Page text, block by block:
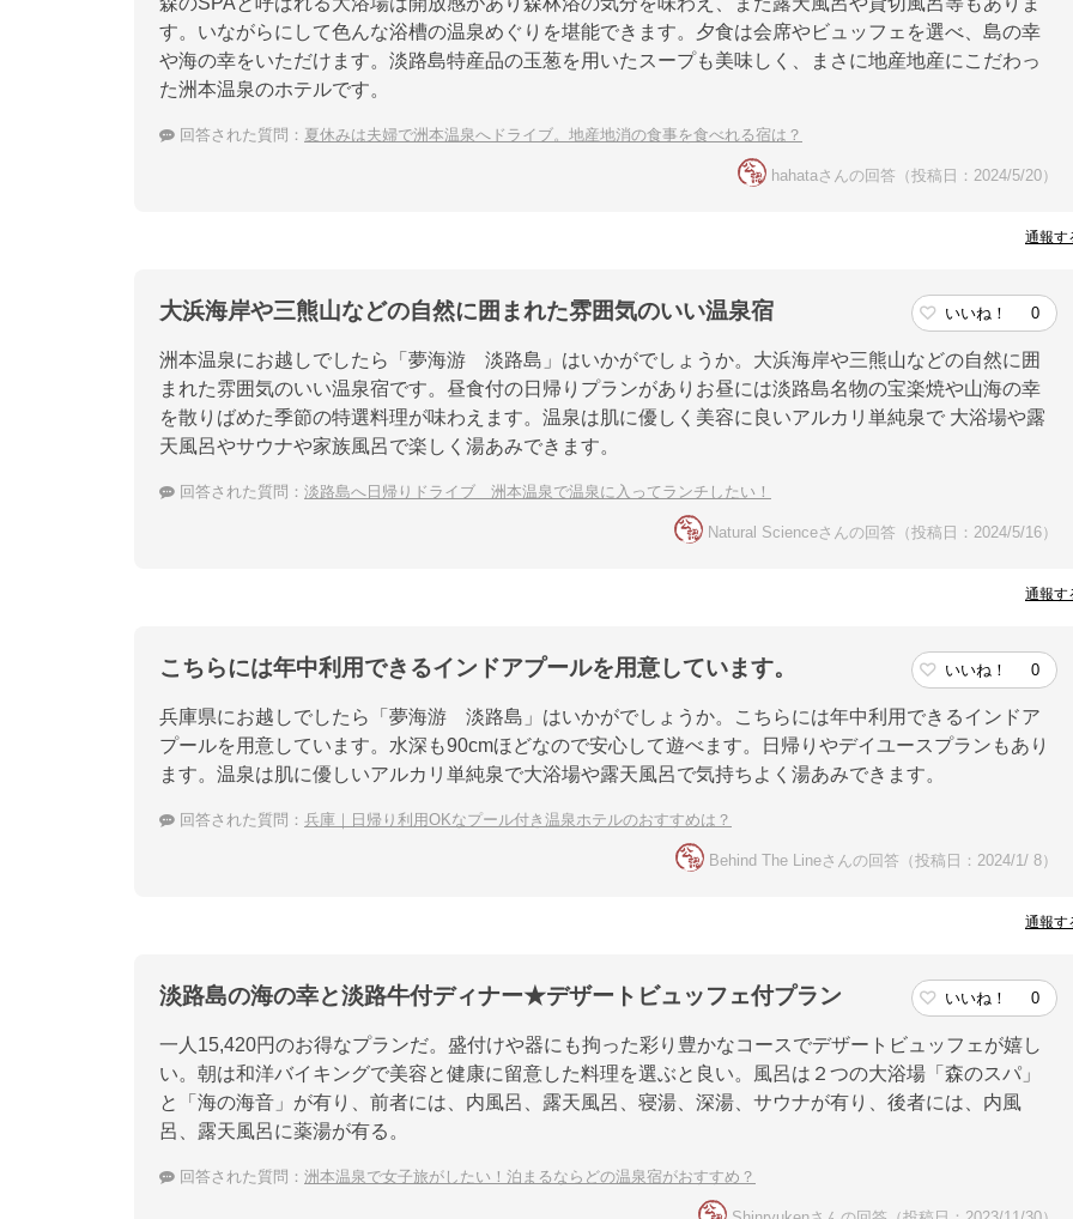
す。いながらにして色んな浴槽の温泉めぐりを堪能できます。夕食は会席やビュッフェを選べ、島の幸
や海の幸をいただけます。淡路島特産品の玉葱を用いたスープも美味しく、まさに地産地産にこだわっ
た洲本温泉のホテルです。
回答された質問： 夏休みは夫婦で洲本温泉へドライブ。地産地消の食事を食べれる宿は？
hahataさんの回答（投稿日：2024/5/20）
通報す
大浜海岸や三熊山などの自然に囲まれた雰囲気のいい温泉宿 いいね！ 0
洲本温泉にお越しでしたら「夢海游 淡路島」はいかがでしょうか。大浜海岸や三熊山などの自然に囲
まれた雰囲気のいい温泉宿です。昼食付の日帰りプランがありお昼には淡路島名物の宝楽焼や山海の幸
を散りばめた季節の特選料理が味わえます。温泉は肌に優しく美容に良いアルカリ単純泉で 大浴場や露
天風呂やサウナや家族風呂で楽しく湯あみできます。
回答された質問： 淡路島へ日帰りドライブ 洲本温泉で温泉に入ってランチしたい！
Natural Scienceさんの回答（投稿日：2024/5/16）
通報す
こちらには年中利用できるインドアプールを用意しています。 いいね！ 0
兵庫県にお越しでしたら「夢海游 淡路島」はいかがでしょうか。こちらには年中利用できるインドア
プールを用意しています。水深も90cmほどなので安心して遊べます。日帰りやデイユースプランもあり
ます。温泉は肌に優しいアルカリ単純泉で大浴場や露天風呂で気持ちよく湯あみできます。
回答された質問： 兵庫｜日帰り利用OKなプール付き温泉ホテルのおすすめは？
Behind The Lineさんの回答（投稿日：2024/1/ 8）
通報す
淡路島の海の幸と淡路牛付ディナー★デザートビュッフェ付プラン いいね！ 0
一人15,420円のお得なプランだ。盛付けや器にも拘った彩り豊かなコースでデザートビュッフェが嬉し
い。朝は和洋バイキングで美容と健康に留意した料理を選ぶと良い。風呂は２つの大浴場「森のスパ」
と「海の海音」が有り、前者には、内風呂、露天風呂、寝湯、深湯、サウナが有り、後者には、内風
呂、露天風呂に薬湯が有る。
回答された質問： 洲本温泉で女子旅がしたい！泊まるならどの温泉宿がおすすめ？